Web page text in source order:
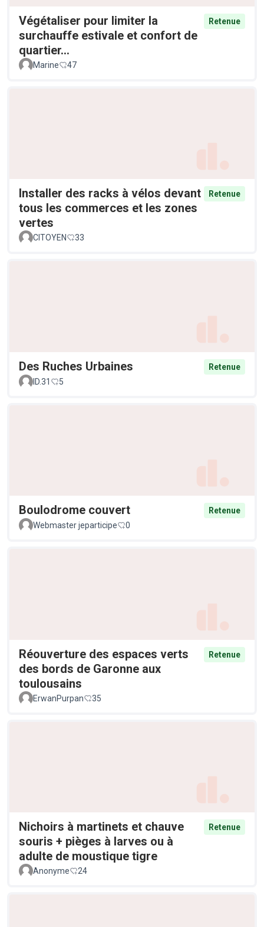
Végétaliser pour limiter la
surchauffe estivale et confort de
quartier...
Retenue
Marine 47
Installer des racks à vélos devant
tous les commerces et les zones
vertes
Retenue
CITOYEN 33
Des Ruches Urbaines
Retenue
ID.31
5
Boulodrome couvert
Retenue
Webmaster jeparticipe
0
Réouverture des espaces verts
des bords de Garonne aux
toulousains
Retenue
ErwanPurpan 35
Nichoirs à martinets et chauve
souris + pièges à larves ou à
adulte de moustique tigre
Retenue
Anonyme 24